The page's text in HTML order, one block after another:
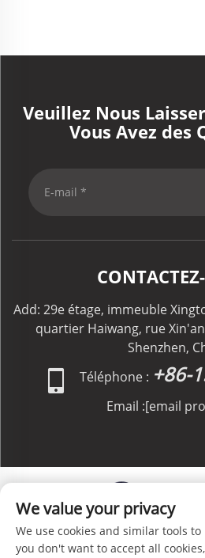
Veuillez Nous
Vous Avez des
Add: 29e étage, immeuble
quartier Haiwang, rue
Shenzhen,
Téléphone : +86-
Email :[email
Copyright © C&C GLOBAL
We value your privacy
We use cookies and similar tools
you don't want to accept all